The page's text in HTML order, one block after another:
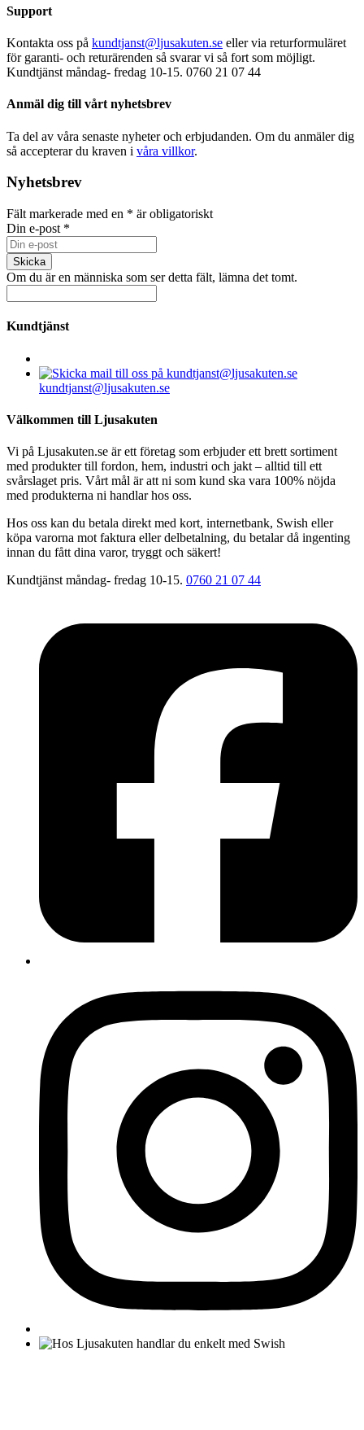
Support
Kontakta oss på kundtjanst@ljusakuten.se eller via returformuläret
för garanti- och returärenden så svarar vi så fort som möjligt.
Kundtjänst måndag- fredag 10-15. 0760 21 07 44
Anmäl dig till vårt nyhetsbrev
Ta del av våra senaste nyheter och erbjudanden. Om du anmäler dig
så accepterar du kraven i våra villkor.
Nyhetsbrev
Fält markerade med en * är obligatoriskt
Din e-post *
Om du är en människa som ser detta fält, lämna det tomt.
Kundtjänst
kundtjanst@ljusakuten.se
Välkommen till Ljusakuten
Vi på Ljusakuten.se är ett företag som erbjuder ett brett sortiment
med produkter till fordon, hem, industri och jakt – alltid till ett
svårslaget pris. Vårt mål är att ni som kund ska vara 100% nöjda
med produkterna ni handlar hos oss.
Hos oss kan du betala direkt med kort, internetbank, Swish eller
köpa varorna mot faktura eller delbetalning, du betalar då ingenting
innan du fått dina varor, tryggt och säkert!
Kundtjänst måndag- fredag 10-15. 0760 21 07 44